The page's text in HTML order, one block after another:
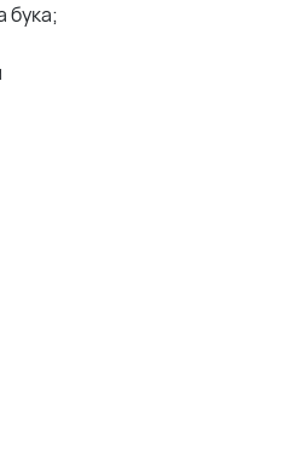
бука;